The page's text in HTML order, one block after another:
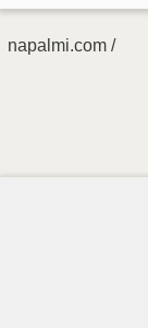
napalmi.com /